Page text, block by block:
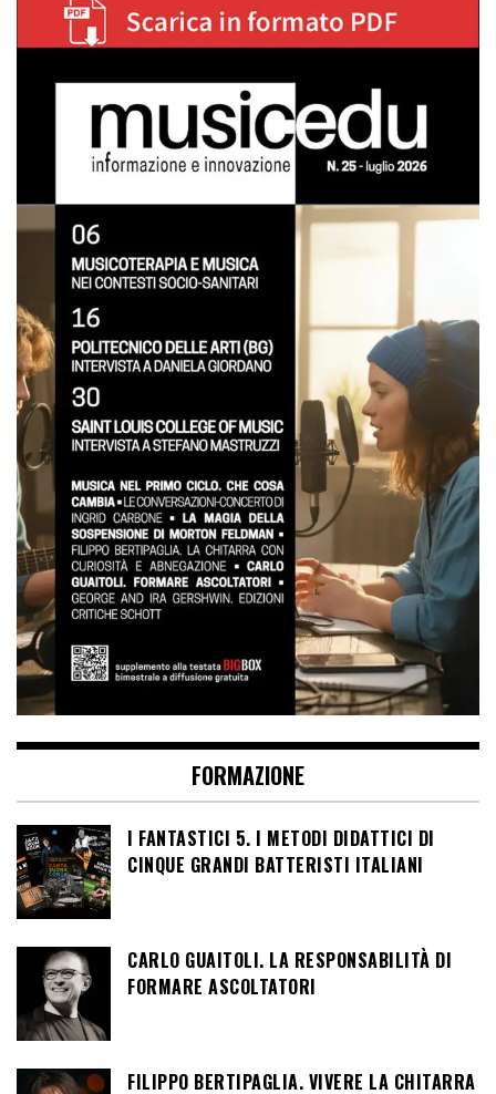
FORMAZIONE
I FANTASTICI 5. I METODI DIDATTICI DI
CINQUE GRANDI BATTERISTI ITALIANI
CARLO GUAITOLI. LA RESPONSABILITÀ DI
FORMARE ASCOLTATORI
FILIPPO BERTIPAGLIA. VIVERE LA CHITARRA